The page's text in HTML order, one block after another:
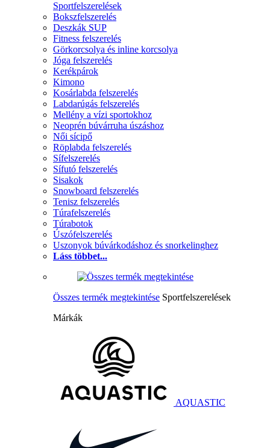
Sportfelszerelések
Bokszfelszerelés
Deszkák SUP
Fitness felszerelés
Görkorcsolya és inline korcsolya
Jóga felszerelés
Kerékpárok
Kimono
Kosárlabda felszerelés
Labdarúgás felszerelés
Mellény a vízi sportokhoz
Neoprén búvárruha úszáshoz
Női sícipő
Röplabda felszerelés
Sífelszerelés
Sífutó felszerelés
Sisakok
Snowboard felszerelés
Tenisz felszerelés
Túrafelszerelés
Túrabotok
Úszófelszerelés
Uszonyok búvárkodáshoz és snorkelinghez
Láss többet...
Összes termék megtekintése Sportfelszerelések
Márkák
AQUASTIC